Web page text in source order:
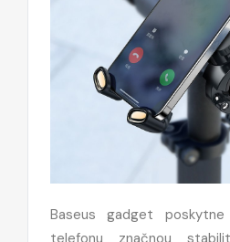
Baseus gadget poskytne
telefonu značnou